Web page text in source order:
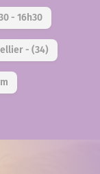
- 16h30
- (34)